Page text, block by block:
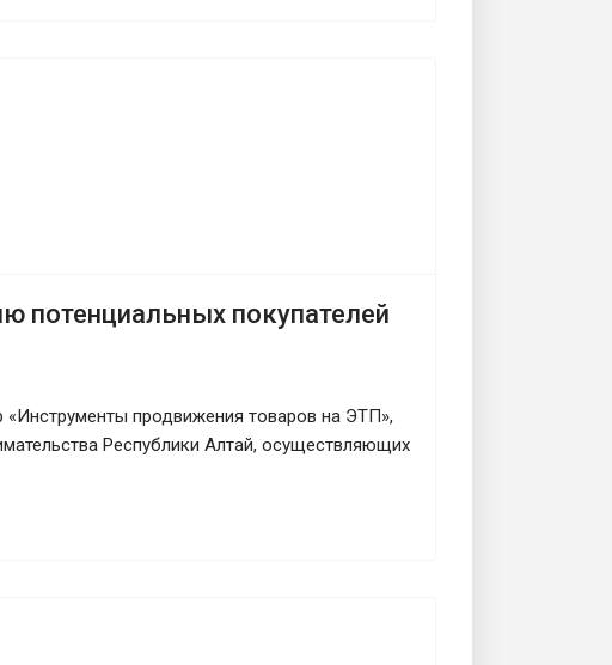
потенциальных покупателей
«Инструменты продвижения товаров на ЭТП»,
Республики Алтай, осуществляющих